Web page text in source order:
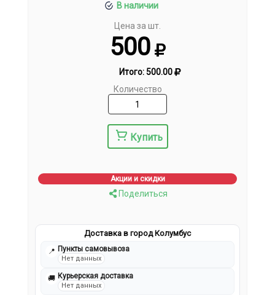
В наличии
Цена за шт.
500
Итого:500.00
Количество
Купить
Акции и скидки
Поделиться
Доставка в город Колумбус
📍 Пункты самовывоза
Нет данных
🚚 Курьерская доставка
Нет данных